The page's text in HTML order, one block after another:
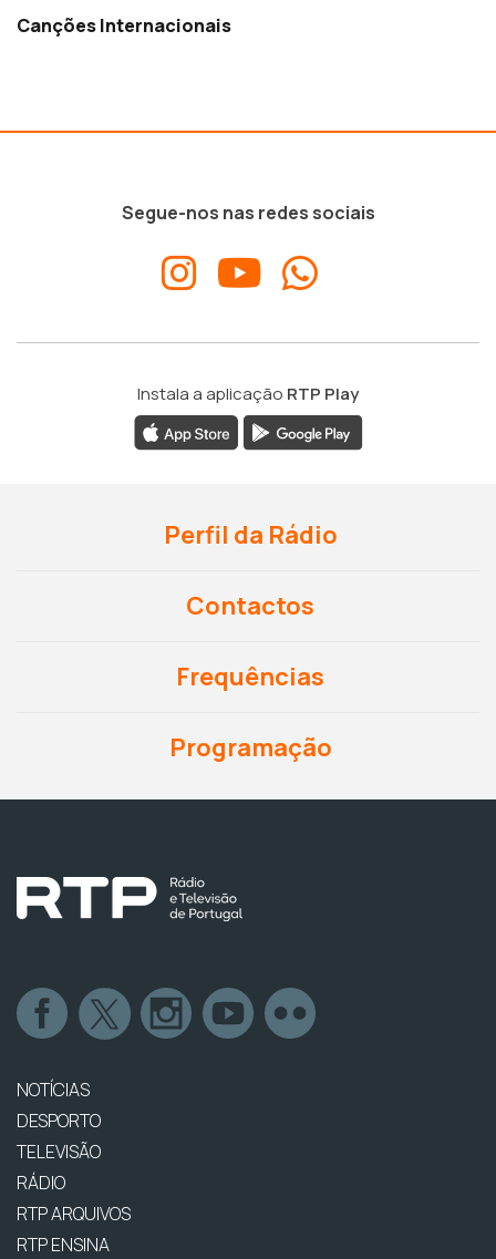
Canções Internacionais
Segue-nos nas redes sociais
Instala a aplicação RTP Play
Perfil da Rádio
Contactos
Frequências
Programação
NOTÍCIAS
DESPORTO
TELEVISÃO
RÁDIO
RTP ARQUIVOS
RTP ENSINA